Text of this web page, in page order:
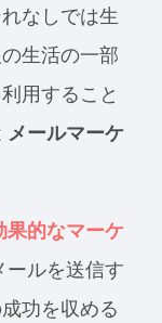
なしでは生
生活の一部
用すること
メールマーケ
果的なマーケ
ルを送信す
功を収める